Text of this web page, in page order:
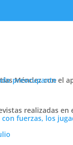
Méndez con el
preocupante
realizadas en
con fuerzas, los